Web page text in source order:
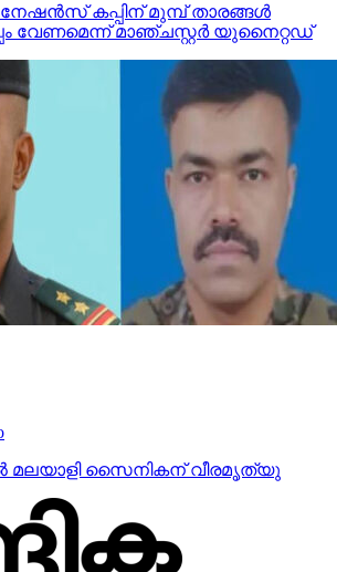
കപ്പിന് മുമ്പ് താരങ്ങൾ
വേണമെന്ന് മാഞ്ചസ്റ്റർ യുനൈറ്റഡ്
മലയാളി സൈനികന് വീരമൃത്യു